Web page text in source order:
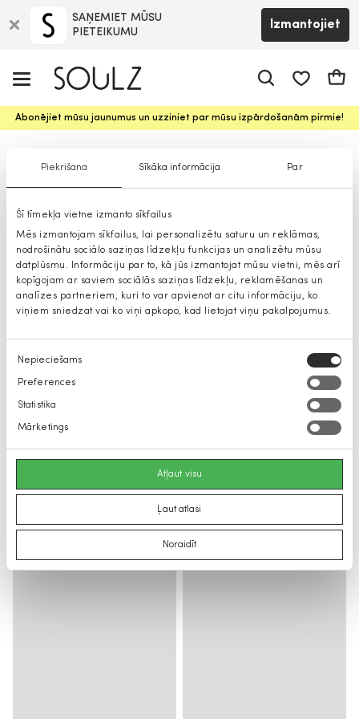
Piekrišana Sīkāka informācija Par
Šī tīmekļa vietne izmanto sīkfailus
Mēs izmantojam sīkfailus, lai personalizētu saturu un reklāmas,
nodrošinātu sociālo saziņas līdzekļu funkcijas un analizētu mūsu
datplūsmu. Informāciju par to, kā jūs izmantojat mūsu vietni, mēs arī
kopīgojam ar saviem sociālās saziņas līdzekļu, reklamēšanas un
analīzes partneriem, kuri to var apvienot ar citu informāciju, ko
viņiem sniedzat vai ko viņi apkopo, kad lietojat viņu pakalpojumus.
Piekrišanas
izvēle
Nepieciešams
Preferences
Statistika
Mārketings
Atļaut visu
Ļaut atlasi
Noraidīt
SAŅEMIET MŪSU
PIETEIKUMU
Izmantojiet
Abonējiet mūsu jaunumus un uzziniet par mūsu izpārdošanām pirmie!
Zeķes meitenēm